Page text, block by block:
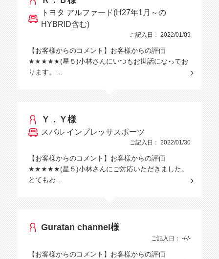
トヨタ アルファード(H27年1月～の
HYBRID含む)
ご記入日： 2022/01/09
【お客様からのコメント】お客様からの評価
★★★★★(星５)小林さんにいつもお世話になってお
ります。…
Ｙ．Ｙ様
スバル インプレッサスポーツ
ご記入日： 2022/01/30
【お客様からのコメント】お客様からの評価
★★★★★(星５)小林さんにご対応いただきました。
とてもわ…
Guratan channel様
ご記入日： -/-/-
【お客様からのコメント】お客様からの評価